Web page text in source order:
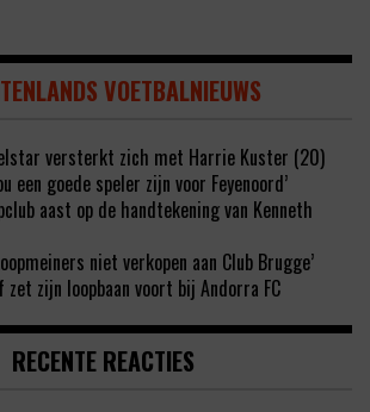
VOETBALNIEUWS
versterkt zich met Harrie Kuster (20)
een goede speler zijn voor Feyenoord’
aast op de handtekening van Kenneth
niet verkopen aan Club Brugge’
zet zijn loopbaan voort bij Andorra FC
RECENTE REACTIES